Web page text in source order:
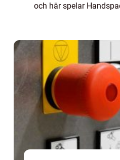
och här spelar